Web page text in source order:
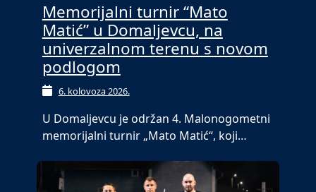
Memorijalni turnir “Mato
Matić” u Domaljevcu, na
univerzalnom terenu s novom
podlogom
6. kolovoza 2026.
U Domaljevcu je održan 4. Malonogometni
memorijalni turnir „Mato Matić“, koji…